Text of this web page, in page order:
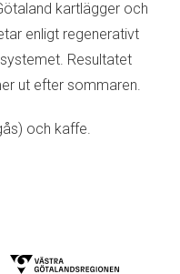
kartlägger och
enligt regenerativt
Resultatet
ut efter sommaren.
och kaffe.